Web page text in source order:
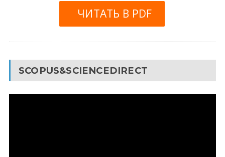
ЧИТАТЬ В PDF
SCOPUS&SCIENCEDIRECT